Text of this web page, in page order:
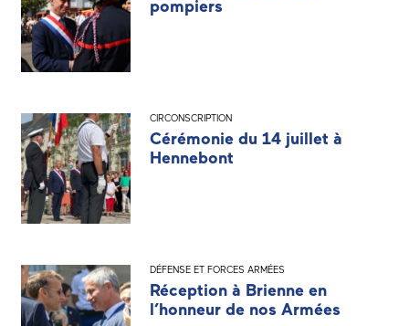
pompiers
CIRCONSCRIPTION
Cérémonie du 14 juillet à
Hennebont
DÉFENSE ET FORCES ARMÉES
Réception à Brienne en
l’honneur de nos Armées